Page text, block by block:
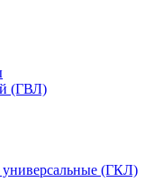
(ГВЛ)
(ГКЛ)